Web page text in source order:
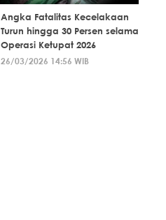
Angka Fatalitas Kecelakaan
Turun hingga 30 Persen selama
Operasi Ketupat 2026
26/03/2026 14:56 WIB